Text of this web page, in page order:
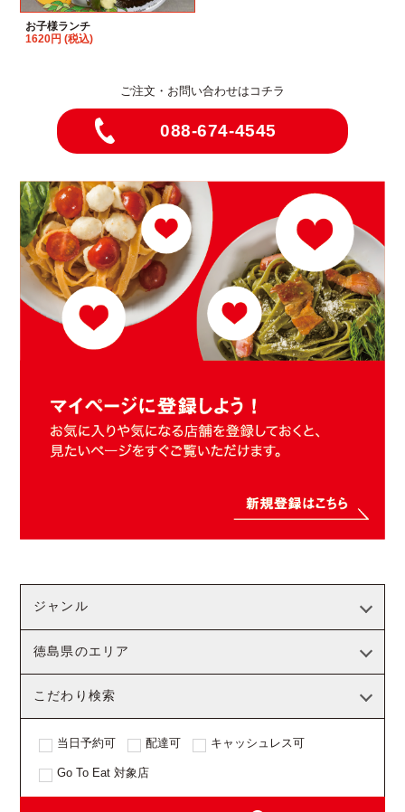
お子様ランチ
1620円 (税込)
ご注文・お問い合わせはコチラ
088-674-4545
ジャンル
徳島県のエリア
こだわり検索
当日予約可 配達可 キャッシュレス可
Go To Eat 対象店